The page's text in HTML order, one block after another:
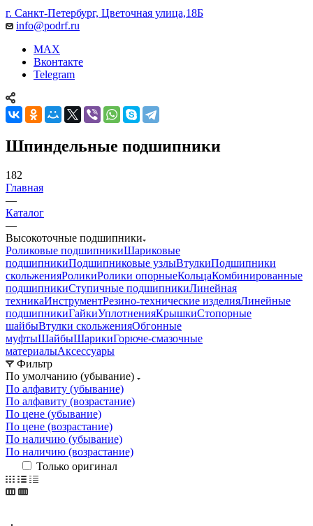
г. Санкт-Петербург, Цветочная улица,18Б
info@podrf.ru
MAX
Вконтакте
Telegram
Шпиндельные подшипники
182
Главная
—
Каталог
—
Высокоточные подшипники
Роликовые подшипникиШариковые
подшипникиПодшипниковые узлыВтулкиПодшипники
скольженияРоликиРолики опорныеКольцаКомбинированные
подшипникиСтупичные подшипникиЛинейная
техникаИнструментРезино-технические изделияЛинейные
подшипникиГайкиУплотненияКрышкиСтопорные
шайбыВтулки скольженияОбгонные
муфтыШайбыШарикиГорюче-смазочные
материалыАксессуары
Фильтр
По умолчанию (убывание)
По алфавиту (убывание)
По алфавиту (возрастание)
По цене (убывание)
По цене (возрастание)
По наличию (убывание)
По наличию (возрастание)
Только оригинал